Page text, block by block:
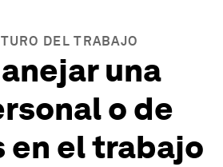
DEL TRABAJO
una
o de
en el trabajo